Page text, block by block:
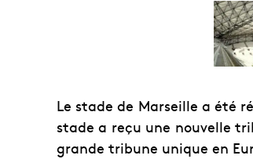
Le stade de Marseille a été
stade a reçu une nouvelle
grande tribune unique en